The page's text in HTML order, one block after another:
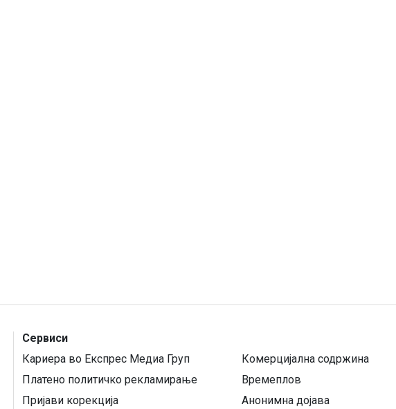
Сервиси
Кариера во Експрес Медиа Груп
Комерцијална содржина
Платено политичко рекламирање
Времеплов
Пријави корекција
Анонимна дојава